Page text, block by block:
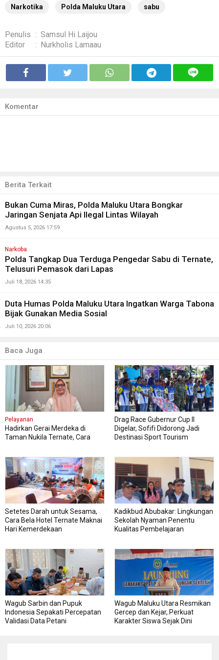
Narkotika Polda Maluku Utara sabu
Penulis : Samsul Hi Laijou
Editor
: Nurkholis Lamaau
Komentar
Berita Terkait
Bukan Cuma Miras, Polda Maluku Utara Bongkar
Jaringan Senjata Api Ilegal Lintas Wilayah
Agustus 5, 2026 17:59
Narkoba
Polda Tangkap Dua Terduga Pengedar Sabu di Ternate,
Telusuri Pemasok dari Lapas
Juli 18, 2026 14:35
Duta Humas Polda Maluku Utara Ingatkan Warga Tabona
Bijak Gunakan Media Sosial
Juli 10, 2026 20:06
Baca Juga
Pelayanan
Hadirkan Gerai Merdeka di
Taman Nukila Ternate, Cara
Drag Race Gubernur Cup II
Digelar, Sofifi Didorong Jadi
Destinasi Sport Tourism
Setetes Darah untuk Sesama,
Cara Bela Hotel Ternate Maknai
Hari Kemerdekaan
Kadikbud Abubakar: Lingkungan
Sekolah Nyaman Penentu
Kualitas Pembelajaran
Wagub Sarbin dan Pupuk
Indonesia Sepakati Percepatan
Validasi Data Petani
Wagub Maluku Utara Resmikan
Gercep dan Kejar, Perkuat
Karakter Siswa Sejak Dini